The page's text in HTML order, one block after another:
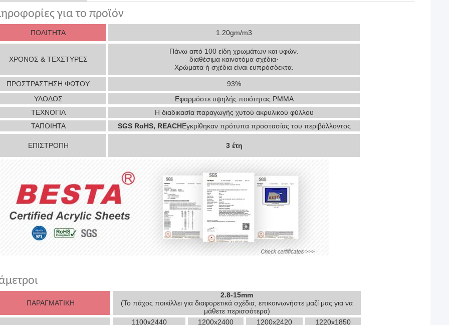
για το προϊόν
ΠΟΛΙΤΗΤΑ 1.20gm/m3
ΧΡΟΝΟΣ & ΤΕΧΣΤΥΡΕΣ
Πάνω από 100 είδη χρωμάτων και υφών.
διαθέσιμα καινοτόμα σχέδια·
Χρώματα ή σχέδια είναι ευπρόσδεκτα.
ΠΡΟΣΤΡΑΣΤΗΣΗ ΦΩΤΟΥ
93%
ΥΛΟΔΟΣ
Εφαρμόστε υψηλής ποιότητας PMMA
ΤΕΧΝΟΓΙΑ
Η διαδικασία παραγωγής χυτού ακρυλικού φύλλου
ΤΑΠΟΙΗΤΑ
SGS RoHS, REACHΕγκρίθηκαν πρότυπα προστασίας του περιβάλλοντος
ΕΠΙΣΤΡΟΠΗ 3 έτη
ΠΑΡΑΓΜΑΤΙΚΗ
2.8-15mm
(Το πάχος ποικίλλει για διαφορετικά σχέδια, επικοινωνήστε μαζί μας για να
μάθετε περισσότερα)
1100x2440 1200x2400 1200x2420
1220x1850